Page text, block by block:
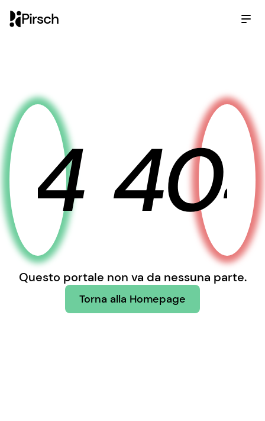
Pirsch
Questo portale non va da nessuna parte.
Torna alla Homepage